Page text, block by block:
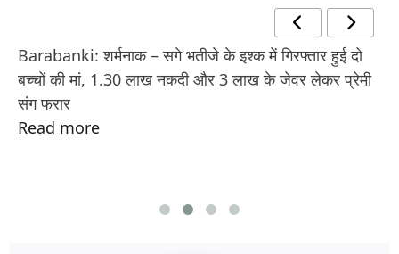
Barabanki: शर्मनाक – सगे भतीजे के इश्क में गिरफ्तार हुई दो
बच्चों की मां, 1.30 लाख नकदी और 3 लाख के जेवर लेकर प्रेमी
संग फरार
Read more